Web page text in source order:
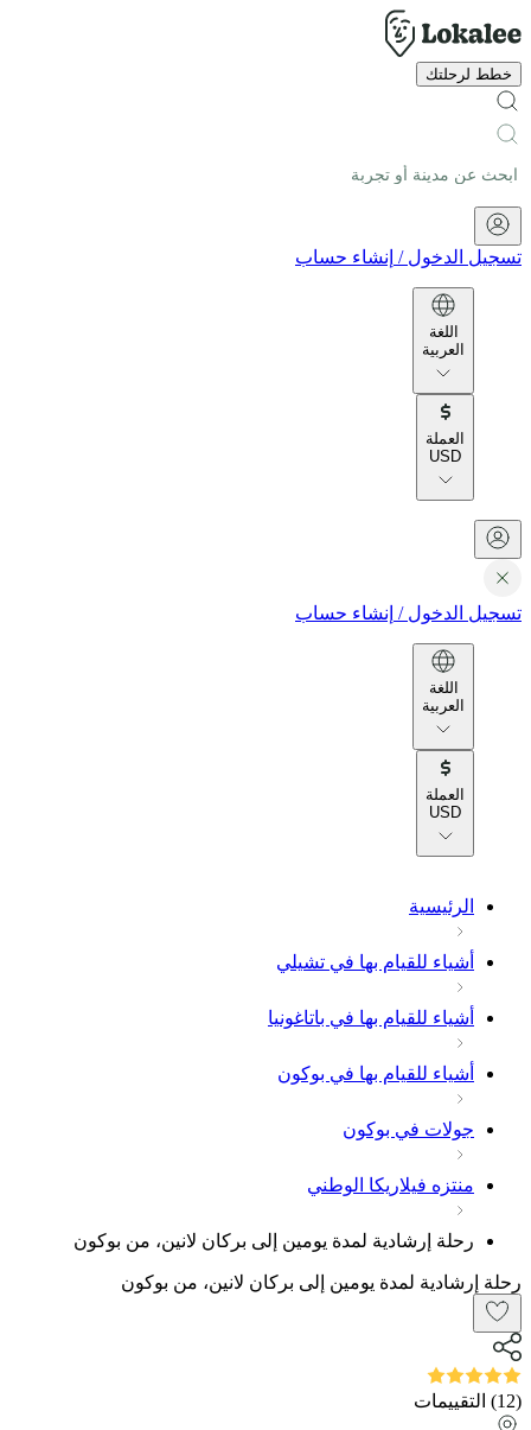
خطط لرحلتك
تسجيل الدخول / إنشاء حساب
اللغة
العربية
العملة
USD
تسجيل الدخول / إنشاء حساب
اللغة
العربية
العملة
USD
الرئيسية
أشياء للقيام بها في تشيلي
أشياء للقيام بها في باتاغونيا
أشياء للقيام بها في بوكون
جولات في بوكون
منتزه فيلاريكا الوطني
رحلة إرشادية لمدة يومين إلى بركان لانين، من بوكون
رحلة إرشادية لمدة يومين إلى بركان لانين، من بوكون
(
12
) التقييمات